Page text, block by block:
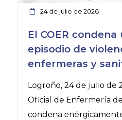
24 de julio de 2026
El COER
episodio de
enfermeras y
denunciar
Logroño, 24 de julio de
Oficial de Enfermería de
condena